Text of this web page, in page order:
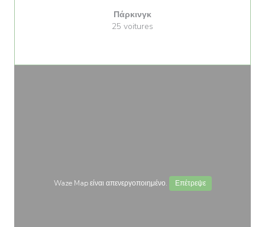
Πάρκινγκ
25 voitures
Waze Map είναι απενεργοποιημένο. Επέτρεψε